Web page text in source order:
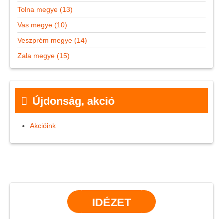
Tolna megye (13)
Vas megye (10)
Veszprém megye (14)
Zala megye (15)
Újdonság, akció
Akcióink
IDÉZET